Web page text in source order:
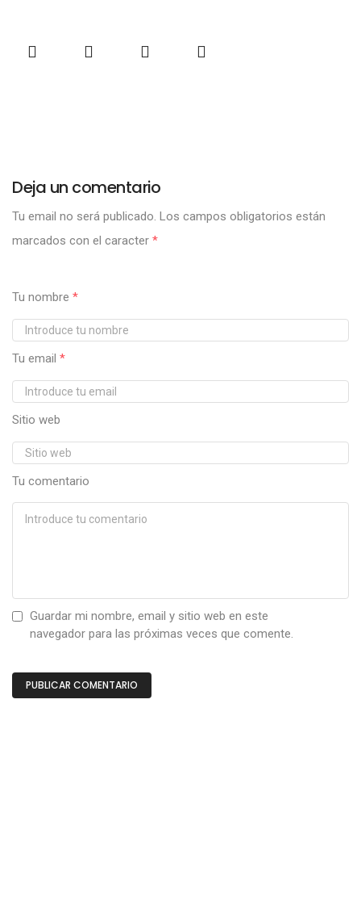
Deja un comentario
Tu email no será publicado. Los campos obligatorios están
marcados con el caracter *
Tu nombre *
Tu email *
Sitio web
Tu comentario
Guardar mi nombre, email y sitio web en este
navegador para las próximas veces que comente.